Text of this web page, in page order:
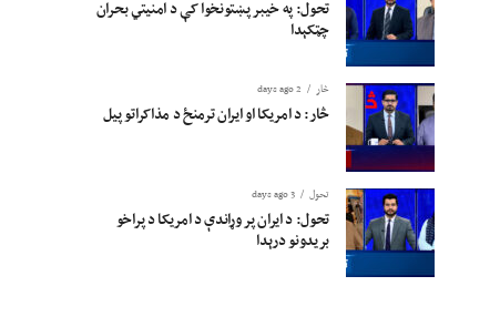
تحول: په خیبر پښتونخوا کې د امنیتي بحران
چټکېدا
څار 2 days ago
څار: د امریکا او ایران ترمنځ د مذاکراتو پیل
تحول 3 days ago
تحول: د ایران پر وړاندې د امریکا د پراخو
بریدونو درېدا